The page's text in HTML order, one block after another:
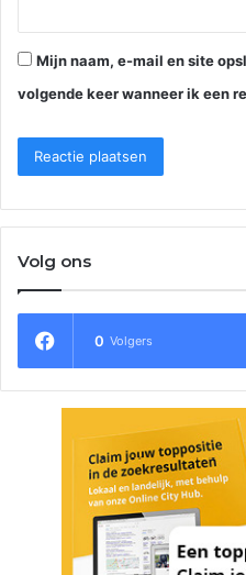
Mijn naam, e-mail en site
volgende keer wanneer ik een
Volg ons
0 Volgers